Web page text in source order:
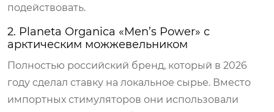
подействовать.
2. Planeta Organica «Men’s Power» с
арктическим можжевельником
Полностью российский бренд, который в 2026
году сделал ставку на локальное сырье. Вместо
импортных стимуляторов они использовали